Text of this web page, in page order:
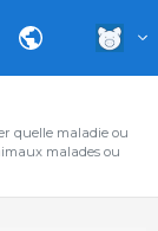
quelle maladie ou
malades ou